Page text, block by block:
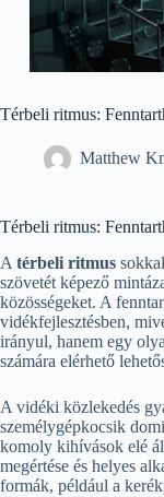
Térbeli ritmus:
Matthew
Térbeli ritmus:
A térbeli ritmus
szövetét képező
közösségeket. A
vidékfejlesztésben,
irányul, hanem egy
számára elérhető
A vidéki közlekedés
személygépkocsik
komoly kihívások elé
megértése és helyes
formák, például a